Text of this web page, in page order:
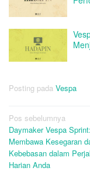
Posting pada Vespa
Navigasi
pos
Pos sebelumnya
Daymaker Vespa Sprint:
Membawa Kesegaran
Kebebasan dalam
Harian Anda